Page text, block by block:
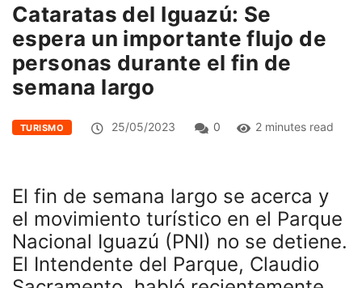
Cataratas del Iguazú: Se
espera un importante flujo de
personas durante el fin de
semana largo
TURISMO 25/05/2023 0 2 minutes read
El fin de semana largo se acerca y
el movimiento turístico en el Parque
Nacional Iguazú (PNI) no se detiene.
El Intendente del Parque, Claudio